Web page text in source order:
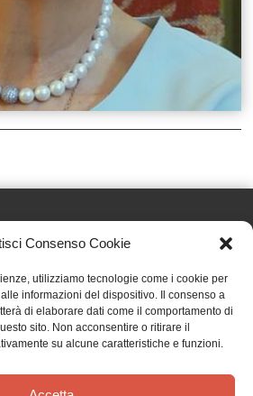
Consenso Cookie
utilizziamo tecnologie come i cookie per
informazioni del dispositivo. Il consenso a
di elaborare dati come il comportamento di
sito. Non acconsentire o ritirare il
su alcune caratteristiche e funzioni.
Paolo SAS
Cantalupa (TO)
- Fax: (+39) 0121 353839